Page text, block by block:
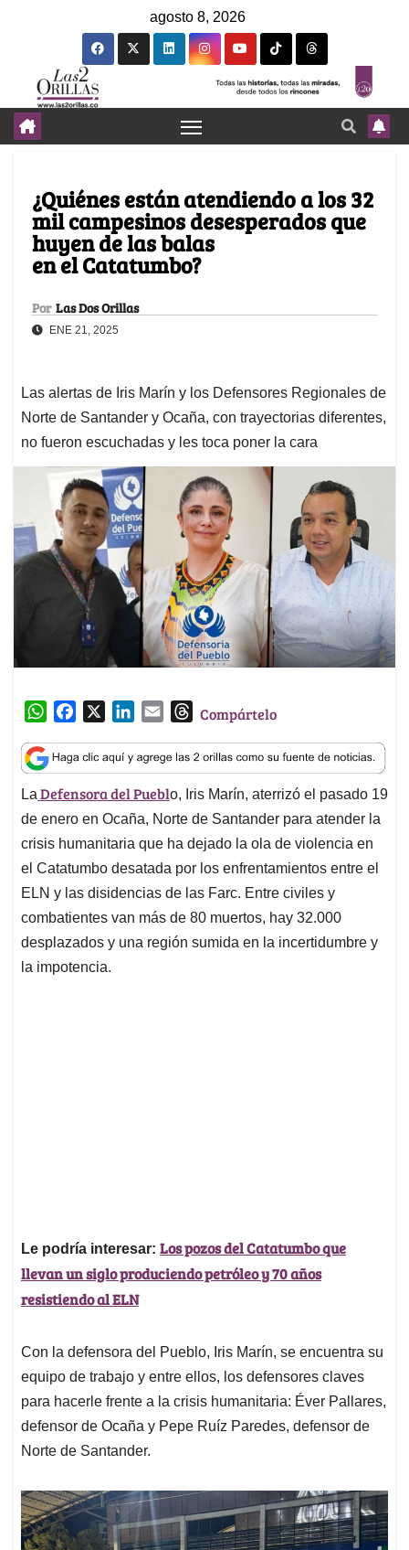
agosto 8, 2026
¿Quiénes están atendiendo a los 32
mil campesinos desesperados que
huyen de las balas
en el Catatumbo?
Por Las Dos Orillas
ENE 21, 2025
Las alertas de Iris Marín y los Defensores Regionales de
Norte de Santander y Ocaña, con trayectorias diferentes,
no fueron escuchadas y les toca poner la cara
W
a
t
s
A
p
p
c
e
b
o
o
k
n
k
e
d
n
a
i
l
T
r
e
a
d
s
Compártelo
La Defensora del Pueblo, Iris Marín, aterrizó el pasado 19
de enero en Ocaña, Norte de Santander para atender la
crisis humanitaria que ha dejado la ola de violencia en
el Catatumbo desatada por los enfrentamientos entre el
ELN y las disidencias de las Farc. Entre civiles y
combatientes van más de 80 muertos, hay 32.000
desplazados y una región sumida en la incertidumbre y
la impotencia.
Le podría interesar: Los pozos del Catatumbo que
llevan un siglo produciendo petróleo y 70 años
resistiendo al ELN
Con la defensora del Pueblo, Iris Marín, se encuentra su
equipo de trabajo y entre ellos, los defensores claves
para hacerle frente a la crisis humanitaria: Éver Pallares,
defensor de Ocaña y Pepe Ruíz Paredes, defensor de
Norte de Santander.